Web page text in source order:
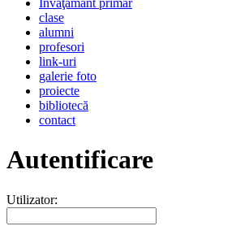
clase
alumni
profesori
link-uri
galerie foto
proiecte
bibliotecă
contact
Autentificare
Utilizator: